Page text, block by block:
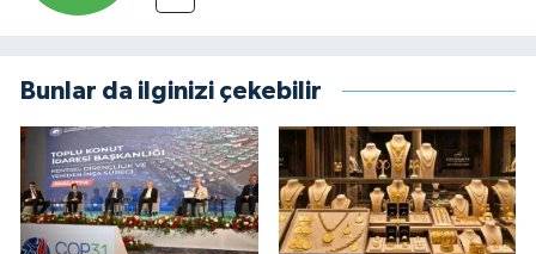
Bunlar da ilginizi çekebilir